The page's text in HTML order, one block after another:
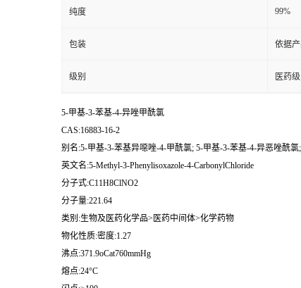
纯度 99%
包装 依据
级别 医药级
5-甲基-3-苯基-4-异唑甲酰氯
CAS:16883-16-2
别名:5-甲基-3-苯基异噁唑-4-甲酰氯; 5-甲基-3-苯基-4-异恶唑酰氯;
英文名:5-Methyl-3-Phenylisoxazole-4-CarbonylChloride
分子式:C11H8ClNO2
分子量:221.64
类别:生物及医药化学品>医药中间体>化学药物
物化性质:密度:1.27
沸点:371.9oCat760mmHg
熔点:24°C